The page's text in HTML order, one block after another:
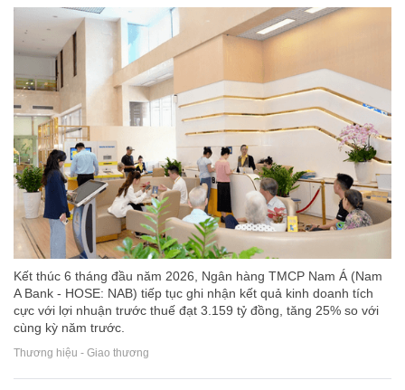
Kết thúc 6 tháng đầu năm 2026, Ngân hàng TMCP Nam Á (Nam
A Bank - HOSE: NAB) tiếp tục ghi nhận kết quả kinh doanh tích
cực với lợi nhuận trước thuế đạt 3.159 tỷ đồng, tăng 25% so với
cùng kỳ năm trước.
Thương hiệu - Giao thương